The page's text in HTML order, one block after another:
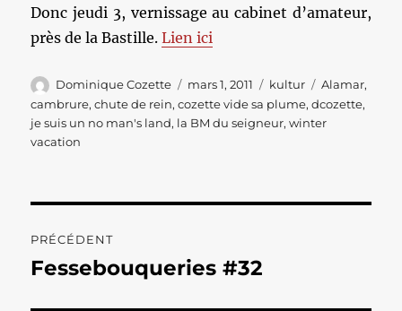
Donc jeudi 3, vernissage au cabinet d’amateur,
près de la Bastille.Lien ici
Auteur
Dominique Cozette
Publié
le
mars 1, 2011 Catégories
kultur Étiquettes
Alamar,
cambrure,chute de rein,cozette vide sa plume,dcozette,
je suis un no man's land, la BM du seigneur,winter
vacation
de
PRÉCÉDENT
Publication
Fessebouqueries #32